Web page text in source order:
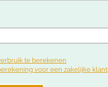
te berekenen
voor een zakelijke klant